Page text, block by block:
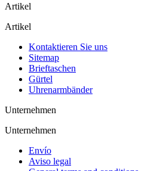
Artikel
Artikel
Kontaktieren Sie uns
Sitemap
Brieftaschen
Gürtel
Uhrenarmbänder
Unternehmen
Unternehmen
Envío
Aviso legal